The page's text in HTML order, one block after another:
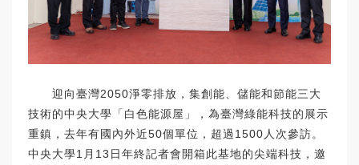
迎向臺灣2050淨零排放，集創能、儲能和節能三大
技術的中央大學「白色能源屋」，為臺灣綠能科技的展示
重鎮，去年有國內外近50個單位，超過1500人次參訪。
中央大學1月13日年終記者會開箱此基地的尖端科技，邀